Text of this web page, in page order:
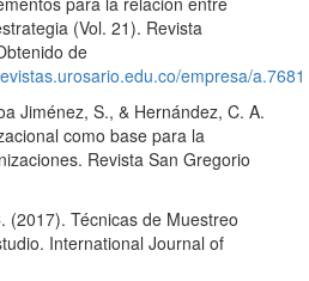
(Vol. 21). Revista
de
empresa/a.7681
Jiménez, S., & Hernández, C. A.
como base para la
Revista San Gregorio
(2017). Técnicas de Muestreo
International Journal of